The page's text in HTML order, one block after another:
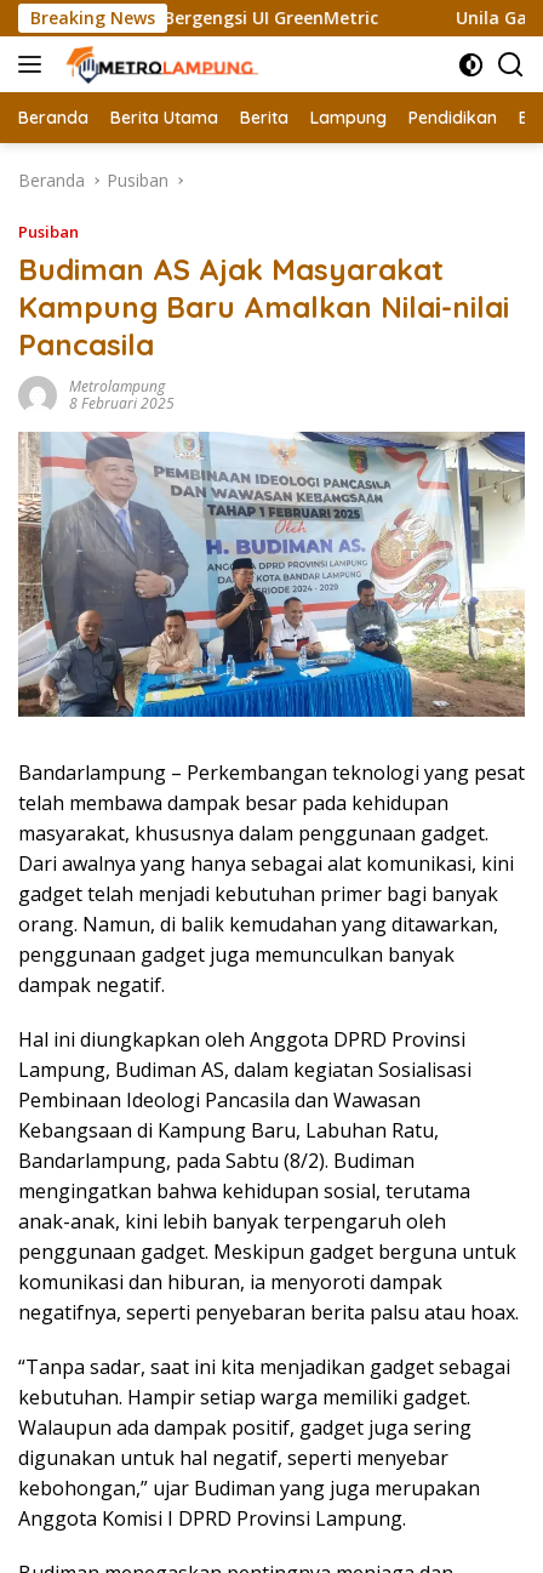
Langsung
ke
konten
Breaking News
Sertifikat Bergengsi UI GreenMetric Unila
Beranda Berita Utama Berita Lampung Pendidikan
Beranda Pusiban
Pusiban
Budiman AS Ajak Masyarakat
Kampung Baru Amalkan Nilai-nilai
Pancasila
Metrolampung
8 Februari 2025
Bandarlampung – Perkembangan teknologi yang pesat
telah membawa dampak besar pada kehidupan
masyarakat, khususnya dalam penggunaan gadget.
Dari awalnya yang hanya sebagai alat komunikasi, kini
gadget telah menjadi kebutuhan primer bagi banyak
orang. Namun, di balik kemudahan yang ditawarkan,
penggunaan gadget juga memunculkan banyak
dampak negatif.
Hal ini diungkapkan oleh Anggota DPRD Provinsi
Lampung, Budiman AS, dalam kegiatan Sosialisasi
Pembinaan Ideologi Pancasila dan Wawasan
Kebangsaan di Kampung Baru, Labuhan Ratu,
Bandarlampung, pada Sabtu (8/2). Budiman
mengingatkan bahwa kehidupan sosial, terutama
anak-anak, kini lebih banyak terpengaruh oleh
penggunaan gadget. Meskipun gadget berguna untuk
komunikasi dan hiburan, ia menyoroti dampak
negatifnya, seperti penyebaran berita palsu atau hoax.
“Tanpa sadar, saat ini kita menjadikan gadget sebagai
kebutuhan. Hampir setiap warga memiliki gadget.
Walaupun ada dampak positif, gadget juga sering
digunakan untuk hal negatif, seperti menyebar
kebohongan,” ujar Budiman yang juga merupakan
Anggota Komisi I DPRD Provinsi Lampung.